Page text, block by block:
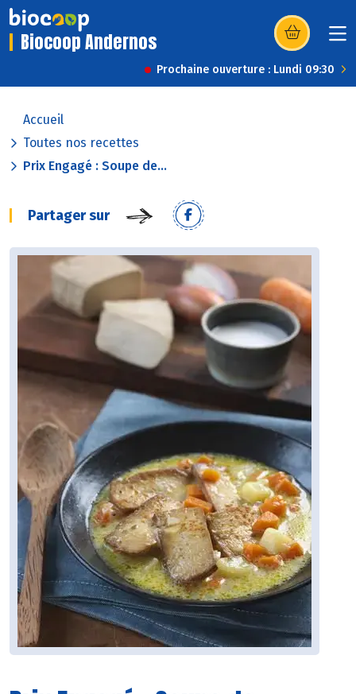
Biocoop Andernos (s’ouvre dans
Prochaine ouverture : Lundi 09:30
Accueil
Toutes nos recettes
Prix Engagé : Soupe de...
Partager sur